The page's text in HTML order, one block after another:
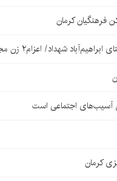
فرهنگیان کرمان
شهداد/ اعزام۲ زن مجروح به کرمان
آسیب‌های اجتماعی است
کرمان